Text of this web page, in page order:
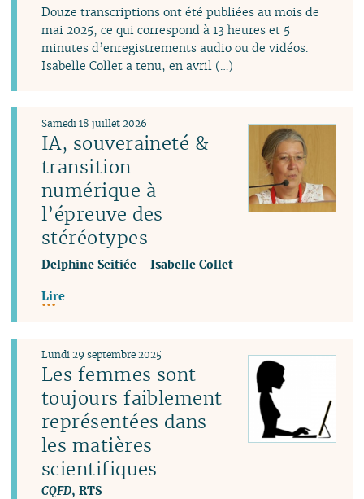
Douze transcriptions ont été publiées au mois de
mai 2025, ce qui correspond à 13 heures et 5
minutes d’enregistrements audio ou de vidéos.
Isabelle Collet a tenu, en avril (…)
IA, souveraineté &
transition
numérique à
l’épreuve des
stéréotypes
Samedi 18 juillet 2026
Delphine Seitiée -Isabelle Collet
Lire
Les femmes sont
toujours faiblement
représentées dans
les matières
scientifiques
CQFD, RTS
Lundi 29 septembre 2025